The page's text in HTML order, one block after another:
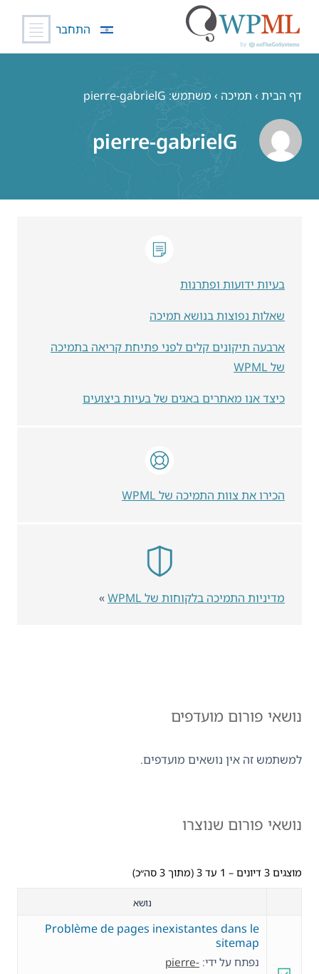
התחבר
דף הבית › תמיכה › משתמש: pierre-gabrielG
pierre-gabrielG
נושאי פורום מועדפים
למשתמש זה אין נושאים מועדפים.
נושאי פורום שנוצרו
מוצגים 3 דיונים – 1 עד 3 (מתוך 3 סה״כ)
נושא
Problème de pages inexistantes dans le
sitemap
נפתח על ידי: pierre-
בעיות ידועות ופתרנות
שאלות נפוצות בנושא תמיכה
ארבעה תיקונים קלים לפני פתיחת קריאה בתמיכה
של WPML
כיצד אנו מאתרים באגים של בעיות ביצועים
הכירו את צוות התמיכה של WPML
מדיניות התמיכה בלקוחות של WPML »